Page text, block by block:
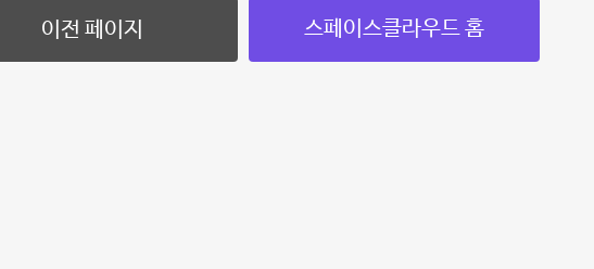
이전 페이지 스페이스클라우드 홈